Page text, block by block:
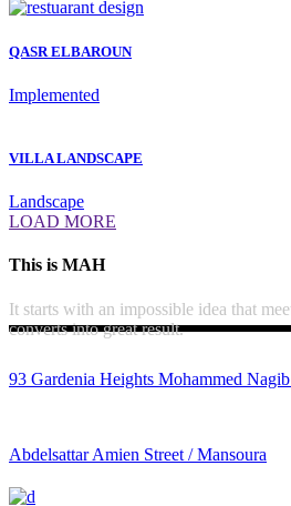
QASR ELBAROUN
Implemented
VILLA LANDSCAPE
Landscape
LOAD MORE
This is MAH
It starts with an impossible idea that
converts into great result.
93 Gardenia Heights Mohammed
Abdelsattar Amien Street / Mansoura